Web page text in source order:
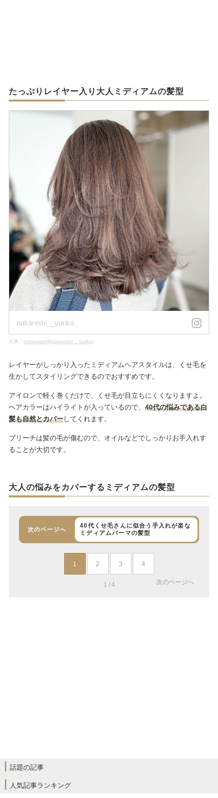
たっぷりレイヤー入り大人ミディアムの髪型
nakanishi__yurika
出典： instagram(@nakanishi__yurika)
レイヤーがしっかり入ったミディアムヘアスタイルは、くせ毛を
生かしてスタイリングできるのでおすすめです。
アイロンで軽く巻くだけで、くせ毛が目立ちにくくなりますよ。
ヘアカラーはハイライトが入っているので、 40代の悩みである白
髪も自然とカバーしてくれます。
ブリーチは髪の毛が傷むので、オイルなどでしっかりお手入れす
ることが大切です。
大人の悩みをカバーするミディアムの髪型
次のページへ
40代くせ毛さんに似合う手入れが楽な
ミディアムパーマの髪型
1 2 3 4
1 / 4 次のページへ
話題の記事
人気記事ランキング